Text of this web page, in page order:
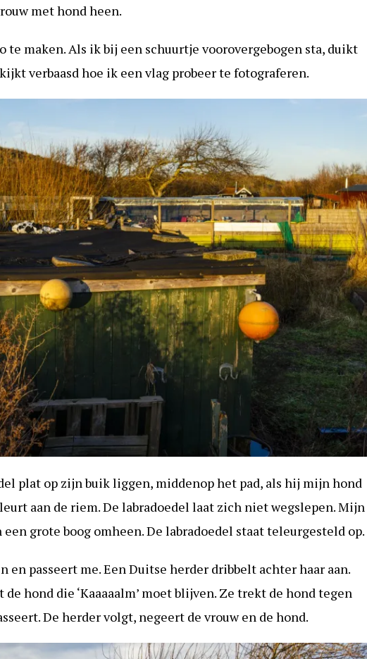
met hond heen.
te maken. Als ik bij een schuurtje voorovergebogen sta, duikt
verbaasd hoe ik een vlag probeer te fotograferen.
plat op zijn buik liggen, middenop het pad, als hij mijn hond
aan de riem. De labradoedel laat zich niet wegslepen. Mijn
grote boog omheen. De labradoedel staat teleurgesteld op.
en passeert me. Een Duitse herder dribbelt achter haar aan.
hond die ‘Kaaaaalm’ moet blijven. Ze trekt de hond tegen
De herder volgt, negeert de vrouw en de hond.